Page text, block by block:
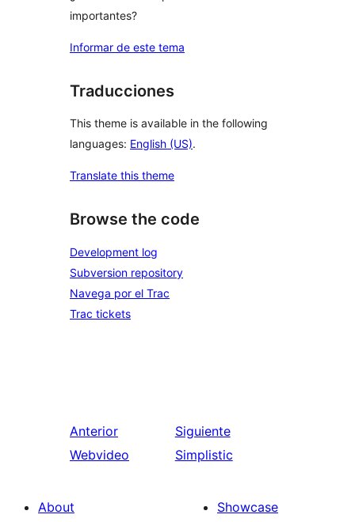
importantes?
Informar de este tema
Traducciones
This theme is available in the following
languages: English (US).
Translate this theme
Browse the code
Development log
Subversion repository
Navega por el Trac
Trac tickets
Anterior
Webvideo
Siguiente
Simplistic
About
Showcase